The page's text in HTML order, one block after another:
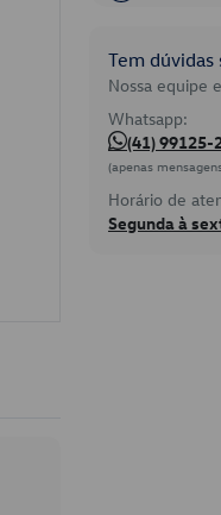
Tem
Nossa equipe
Whatsapp:
(41) 99125-
(apenas
Horário de
Segunda à